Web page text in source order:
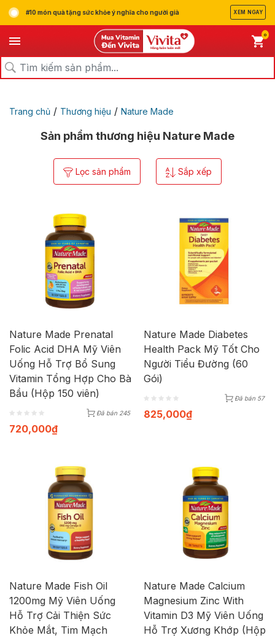
#10 món quà tặng sức khỏe ý nghĩa cho người già XEM NGAY
0
Trang chủ / Thương hiệu / Nature Made
Sản phẩm thương hiệu Nature Made
Lọc sản phẩm Sắp xếp
Nature Made Prenatal
Folic Acid DHA Mỹ Viên
Uống Hỗ Trợ Bổ Sung
Vitamin Tổng Hợp Cho Bà
Bầu (Hộp 150 viên)
Đã bán 245
720,000₫
Nature Made Diabetes
Health Pack Mỹ Tốt Cho
Người Tiểu Đường (60
Gói)
Đã bán 57
825,000₫
Nature Made Fish Oil
1200mg Mỹ Viên Uống
Hỗ Trợ Cải Thiện Sức
Khỏe Mắt, Tim Mạch
Nature Made Calcium
Magnesium Zinc With
Vitamin D3 Mỹ Viên Uống
Hỗ Trợ Xương Khớp (Hộp